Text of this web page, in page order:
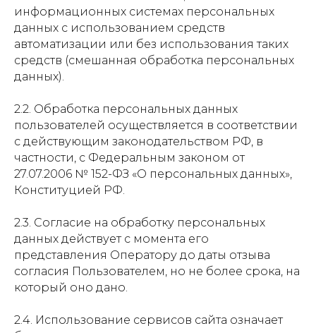
информационных системах персональных
данных с использованием средств
автоматизации или без использования таких
средств (смешанная обработка персональных
данных).
2.2. Обработка персональных данных
пользователей осуществляется в соответствии
с действующим законодательством РФ, в
частности, с Федеральным законом от
27.07.2006 № 152-ФЗ «О персональных данных»,
Конституцией РФ.
2.3. Согласие на обработку персональных
данных действует с момента его
представления Оператору до даты отзыва
согласия Пользователем, но не более срока, на
который оно дано.
2.4. Использование сервисов сайта означает